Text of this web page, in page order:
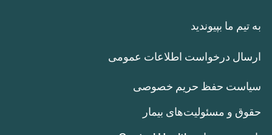
به تیم ما بپیوندید
ارسال درخواست اطلاعات عمومی
سیاست حفظ حریم خصوصی
حقوق و مسئولیت‌های بیمار